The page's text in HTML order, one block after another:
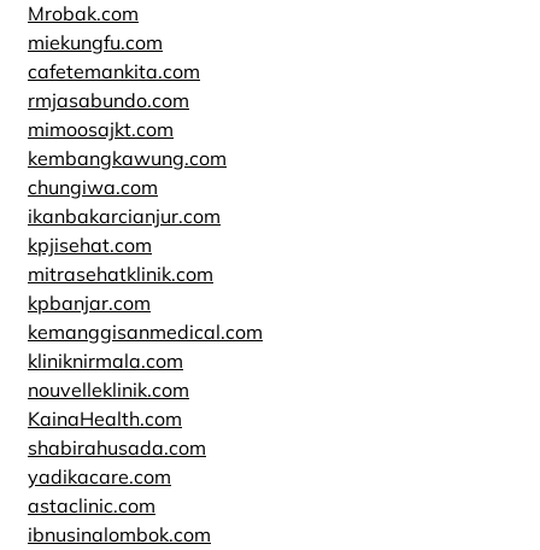
Mrobak.com
miekungfu.com
cafetemankita.com
rmjasabundo.com
mimoosajkt.com
kembangkawung.com
chungiwa.com
ikanbakarcianjur.com
kpjisehat.com
mitrasehatklinik.com
kpbanjar.com
kemanggisanmedical.com
kliniknirmala.com
nouvelleklinik.com
KainaHealth.com
shabirahusada.com
yadikacare.com
astaclinic.com
ibnusinalombok.com